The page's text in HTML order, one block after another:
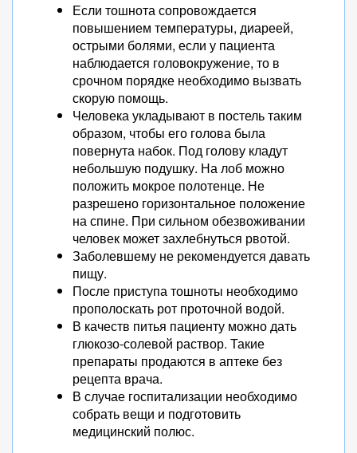
Если тошнота сопровождается
повышением температуры, диареей,
острыми болями, если у пациента
наблюдается головокружение, то в
срочном порядке необходимо вызвать
скорую помощь.
Человека укладывают в постель таким
образом, чтобы его голова была
повернута набок. Под голову кладут
небольшую подушку. На лоб можно
положить мокрое полотенце. Не
разрешено горизонтальное положение
на спине. При сильном обезвоживании
человек может захлебнуться рвотой.
Заболевшему не рекомендуется давать
пищу.
После приступа тошноты необходимо
прополоскать рот проточной водой.
В качеств питья пациенту можно дать
глюкозо-солевой раствор. Такие
препараты продаются в аптеке без
рецепта врача.
В случае госпитализации необходимо
собрать вещи и подготовить
медицинский полюс.